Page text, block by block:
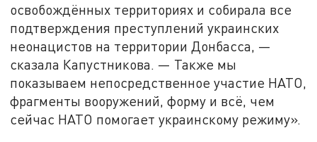
освобождённых территориях и собирала все
подтверждения преступлений украинских
неонацистов на территории Донбасса, —
сказала Капустникова. — Также мы
показываем непосредственное участие НАТО,
фрагменты вооружений, форму и всё, чем
сейчас НАТО помогает украинскому режиму».